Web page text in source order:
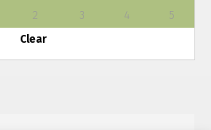
2 3 4
5
Clear